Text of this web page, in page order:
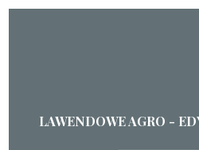
LAWENDOWE AGRO -